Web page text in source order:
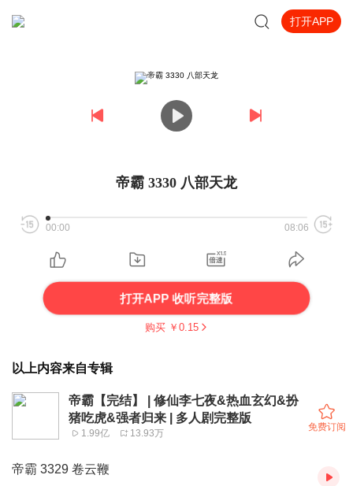
打开APP
帝霸 3330 八部天龙
00:00 08:06
打开APP 收听完整版
购买 ￥ 0.15
以上内容来自专辑
帝霸【完结】 | 修仙李七夜&热血玄幻&扮
猪吃虎&强者归来 | 多人剧完整版
1.99亿 13.93万
免费订阅
帝霸 3329 卷云鞭